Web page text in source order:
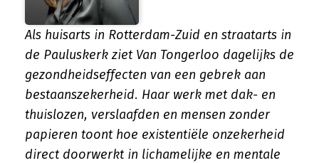
Als huisarts in Rotterdam-Zuid en straatarts in
de Pauluskerk ziet Van Tongerloo dagelijks de
gezondheidseffecten van een gebrek aan
bestaanszekerheid. Haar werk met dak- en
thuislozen, verslaafden en mensen zonder
papieren toont hoe existentiële onzekerheid
direct doorwerkt in lichamelijke en mentale